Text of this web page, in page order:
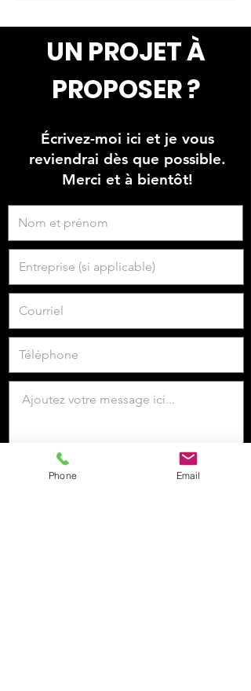
UN PROJET À
PROPOSER ?
Écrivez-moi ici et je vous
reviendrai dès que possible.
Merci et à bientôt!
Je veux m'inscrire à la newsletter.
Phone Email